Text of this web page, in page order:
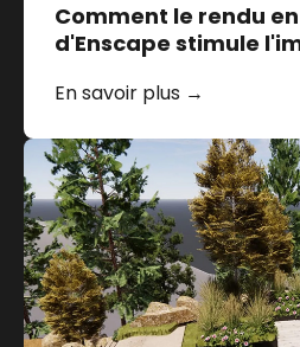
Comment le rendu
d'Enscape stimule
En savoir plus →